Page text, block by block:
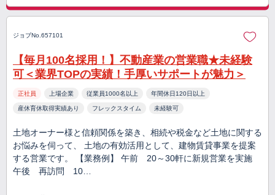
ジョブNo.657101
【毎月100名採用！】不動産業の営業職★未経験
可＜業界TOPの実績！手厚いサポートが魅力＞
正社員 上場企業 従業員1000名以上 年間休日120日以上
産休育休取得実績あり フレックスタイム 未経験可
土地オーナー様と信頼関係を築き、相続や税金など土地に関する
お悩みを伺って、 土地の有効活用として、建物賃貸事業を提案
する営業です。 【業務例】 午前 20～30軒に新規営業を実施
午後 再訪問 10…